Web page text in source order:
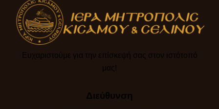
Ευχαριστούμε για την επίσκεψή σας στον ιστότοπό
μας!​
Διεύθυνση